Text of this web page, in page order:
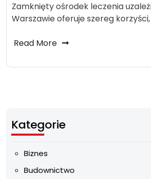
Zamknięty ośrodek leczenia
Warszawie oferuje szereg
Read More
Kategorie
Biznes
Budownictwo